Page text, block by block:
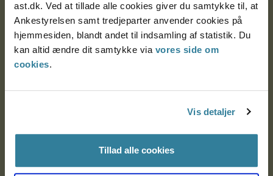
ast.dk. Ved at tillade alle cookies giver du samtykke til, at
Ankestyrelsen samt tredjeparter anvender cookies på
hjemmesiden, blandt andet til indsamling af statistik. Du
kan altid ændre dit samtykke via vores side om
cookies.
Vis detaljer
Tillad alle cookies
Ankestyrelsen København
EAN: 57 98 000 35 48 21
CVR: 1007 4002
Om Ankestyrelsen
Blanketter og kontaktformularer